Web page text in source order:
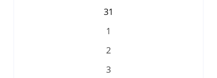
31
1
2
3